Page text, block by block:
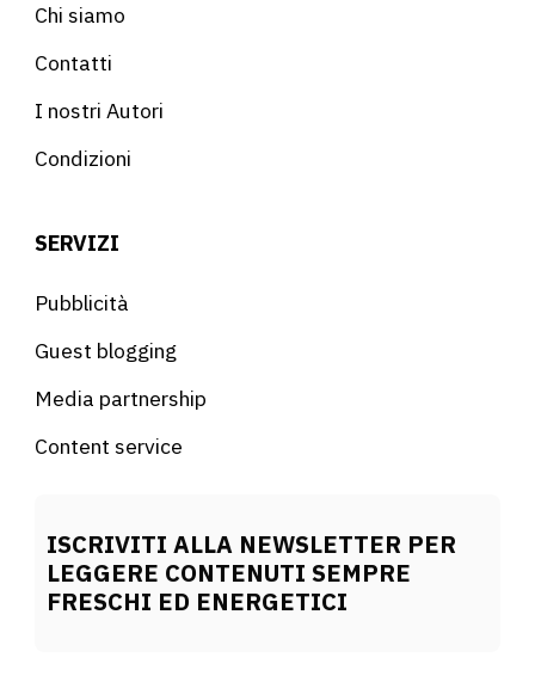
Chi siamo
Contatti
I nostri Autori
Condizioni
SERVIZI
Pubblicità
Guest blogging
Media partnership
Content service
ISCRIVITI ALLA NEWSLETTER PER
LEGGERE CONTENUTI SEMPRE
FRESCHI ED ENERGETICI